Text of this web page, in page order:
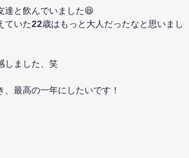
達と飲んでいました😆
いた22歳はもっと大人だったなと思いまし
しました、笑
最高の一年にしたいです！